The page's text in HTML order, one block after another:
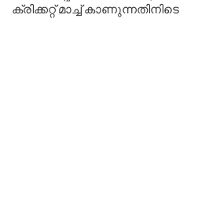
ക്രിക്കറ്റ് മാച്ച് കാണുന്നതിനിടെ